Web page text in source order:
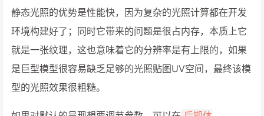
静态光照的优势是性能快，因为复杂的光照计算都在开发
环境构建好了；同时它带来的问题是很占内存，本质上它
就是一张纹理，这也意味着它的分辨率是有上限的，如果
是巨型模型很容易缺乏足够的光照贴图UV空间，最终该模
型的光照效果很粗糙。